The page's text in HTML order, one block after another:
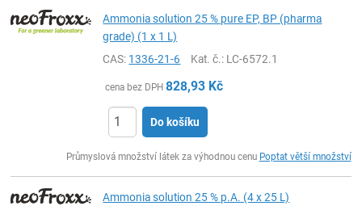
Ammonia solution 25 % pure EP, BP (pharma
grade) (1 x 1 L)
CAS: 1336-21-6 Kat. č.: LC-6572.1
cena bez DPH 828,93 Kč
Do košíku
Průmyslová množství látek za výhodnou cenu Poptat větší množství
Ammonia solution 25 % p.A. (4 x 25 L)